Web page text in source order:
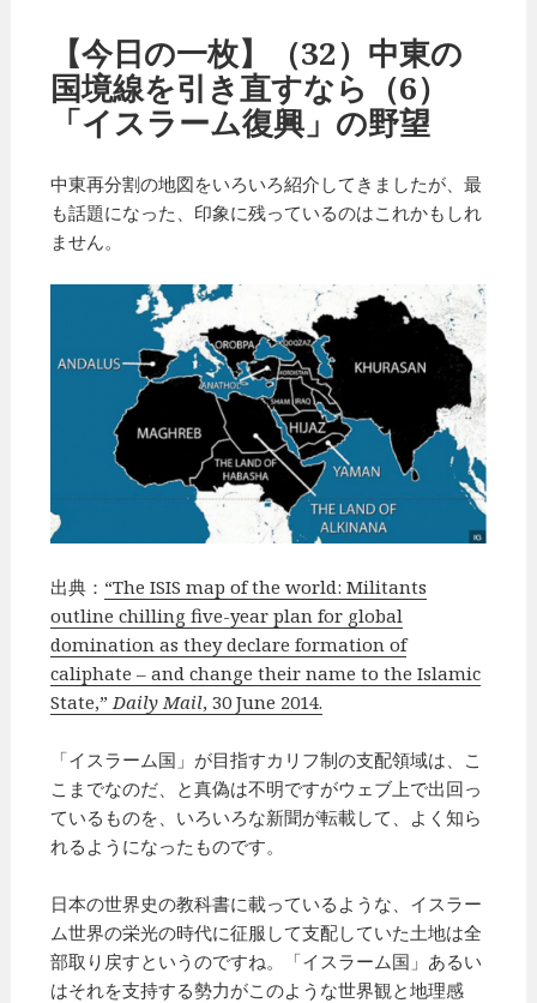
ー
【今日の一枚】（32）中東の
国境線を引き直すなら（6）
「イスラーム復興」の野望
中東再分割の地図をいろいろ紹介してきましたが、最
も話題になった、印象に残っているのはこれかもしれ
ません。
出典： “The ISIS map of the world: Militants
outline chilling five-year plan for global
domination as they declare formation of
caliphate – and change their name to the Islamic
State,” Daily Mail, 30 June 2014.
「イスラーム国」が目指すカリフ制の支配領域は、こ
こまでなのだ、と真偽は不明ですがウェブ上で出回っ
ているものを、いろいろな新聞が転載して、よく知ら
れるようになったものです。
日本の世界史の教科書に載っているような、イスラー
ム世界の栄光の時代に征服して支配していた土地は全
部取り戻すというのですね。「イスラーム国」あるい
はそれを支持する勢力がこのような世界観と地理感